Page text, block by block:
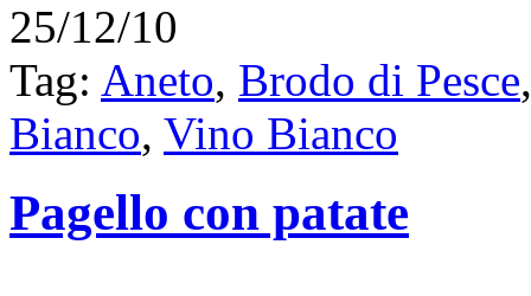
25/12/10
Tag: Aneto, Brodo di Pesce
Bianco, Vino Bianco
Pagello con patate